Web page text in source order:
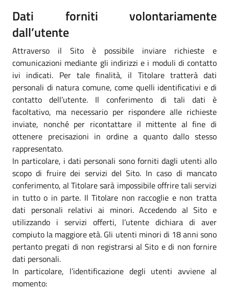
Dati forniti volontariamente
dall’utente
Attraverso il Sito è possibile inviare richieste e
comunicazioni mediante gli indirizzi e i moduli di contatto
ivi indicati. Per tale finalità, il Titolare tratterà dati
personali di natura comune, come quelli identificativi e di
contatto dell’utente. Il conferimento di tali dati è
facoltativo, ma necessario per rispondere alle richieste
inviate, nonché per ricontattare il mittente al fine di
ottenere precisazioni in ordine a quanto dallo stesso
rappresentato.
In particolare, i dati personali sono forniti dagli utenti allo
scopo di fruire dei servizi del Sito. In caso di mancato
conferimento, al Titolare sarà impossibile offrire tali servizi
in tutto o in parte. Il Titolare non raccoglie e non tratta
dati personali relativi ai minori. Accedendo al Sito e
utilizzando i servizi offerti, l’utente dichiara di aver
compiuto la maggiore età. Gli utenti minori di 18 anni sono
pertanto pregati di non registrarsi al Sito e di non fornire
dati personali.
In particolare, l’identificazione degli utenti avviene al
momento: